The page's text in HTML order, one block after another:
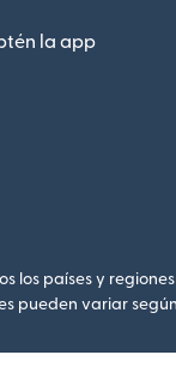
la app
países y
pueden variar